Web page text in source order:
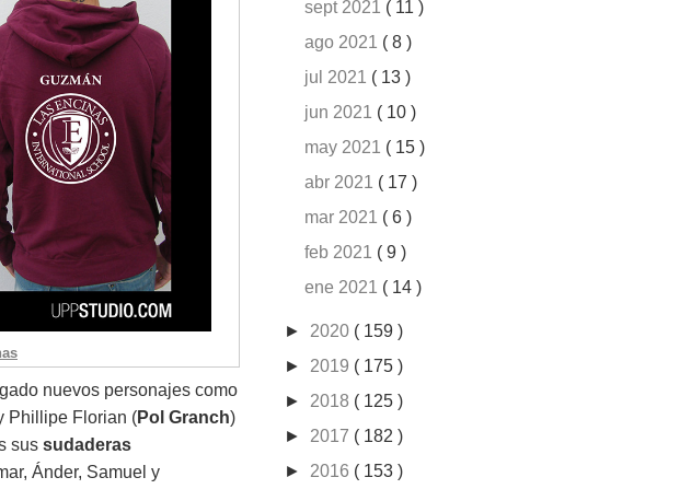
nuevos personajes como
Phillipe Florian (Pol Granch)
sus sudaderas
Ánder, Samuel y
sept 2021 ( 11 )
ago 2021 ( 8 )
jul 2021 ( 13 )
jun 2021 ( 10 )
may 2021 ( 15 )
abr 2021 ( 17 )
mar 2021 ( 6 )
feb 2021 ( 9 )
ene 2021 ( 14 )
► 2020 ( 159 )
► 2019 ( 175 )
► 2018 ( 125 )
► 2017 ( 182 )
► 2016 ( 153 )